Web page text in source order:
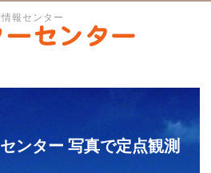
報センター
ンター 写真で定点観測